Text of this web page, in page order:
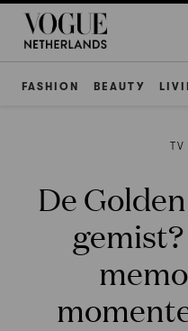
FASHION BEAUTY
TV
De